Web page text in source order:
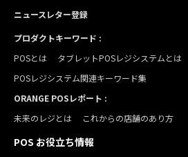
ニュースレター登録
プロダクトキーワード :
POSとは
タブレットPOSレジシステムとは
POSレジシステム関連キーワード集
ORANGE POSレポート :
未来のレジとは
これからの店舗のあり方
POS お役立ち情報